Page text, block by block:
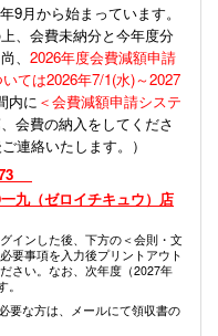
9月から始まっています。
、会費未納分と今年度分
、 2026年度会費減額申請
ては2026年7/1(水)～2027
内に ＜会費減額申請システ
会費の納入をしてくださ
連絡いたします。）
九（ゼロイチキュウ）店
インした後、下方の＜会則・文
要事項を入力後プリントアウト
さい。なお、次年度（2027年
要な方は、メールにて領収書の